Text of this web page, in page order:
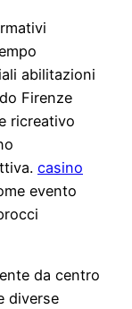
abilitazioni
Firenze
ricreativo
casino
evento
da centro
diverse